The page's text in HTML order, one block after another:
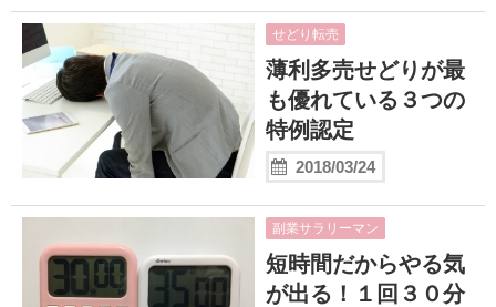
せどり転売
薄利多売せどりが最
も優れている３つの
特例認定
2018/03/24
副業サラリーマン
短時間だからやる気
が出る！１回３０分